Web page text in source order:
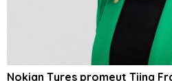
Nokian Tyres promeut Tiina